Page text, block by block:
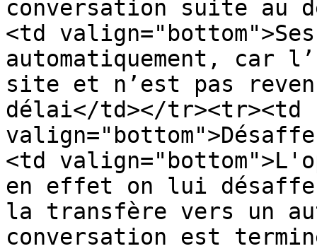
conversation suite au
<td
automatiquement,
site et n’est pas
délai</td></tr><tr><td
<td
en effet on lui
la transfère vers un
conversation est